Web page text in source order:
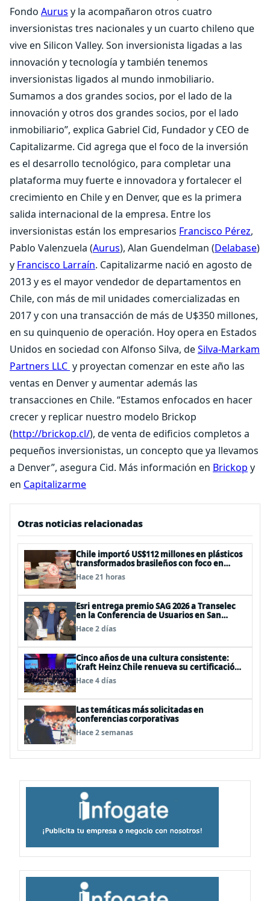
Fondo Aurus y la acompañaron otros cuatro
inversionistas tres nacionales y un cuarto chileno que
vive en Silicon Valley. Son inversionista ligadas a las
innovación y tecnología y también tenemos
inversionistas ligados al mundo inmobiliario.
Sumamos a dos grandes socios, por el lado de la
innovación y otros dos grandes socios, por el lado
inmobiliario”, explica Gabriel Cid, Fundador y CEO de
Capitalizarme. Cid agrega que el foco de la inversión
es el desarrollo tecnológico, para completar una
plataforma muy fuerte e innovadora y fortalecer el
crecimiento en Chile y en Denver, que es la primera
salida internacional de la empresa. Entre los
inversionistas están los empresarios Francisco Pérez,
Pablo Valenzuela (Aurus), Alan Guendelman (Delabase)
y Francisco Larraín. Capitalizarme nació en agosto de
2013 y es el mayor vendedor de departamentos en
Chile, con más de mil unidades comercializadas en
2017 y con una transacción de más de U$350 millones,
en su quinquenio de operación. Hoy opera en Estados
Unidos en sociedad con Alfonso Silva, deSilva-Markam
Partners LLC y proyectan comenzar en este año las
ventas en Denver y aumentar además las
transacciones en Chile. “Estamos enfocados en hacer
crecer y replicar nuestro modelo Brickop
(http://brickop.cl/), de venta de edificios completos a
pequeños inversionistas, un concepto que ya llevamos
a Denver”, asegura Cid. Más información en Brickop y
en Capitalizarme
Otras noticias relacionadas
Chile importó US$112 millones en plásticos
transformados brasileños con foco en
innovación y sostenibilidad
Hace 21 horas
Esri entrega premio SAG 2026 a Transelec
en la Conferencia de Usuarios en San
Diego, Estados Unidos
Hace 2 días
Cinco años de una cultura consistente:
Kraft Heinz Chile renueva su certificación
Great Place to Work
Hace 4 días
Las temáticas más solicitadas en
conferencias corporativas
Hace 2 semanas